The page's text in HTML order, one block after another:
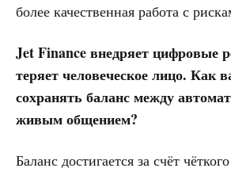
более качественная работа с
Jet Finance внедряет цифровые
теряет человеческое лицо. Как
сохранять баланс между
живым общением?
Баланс достигается за счёт